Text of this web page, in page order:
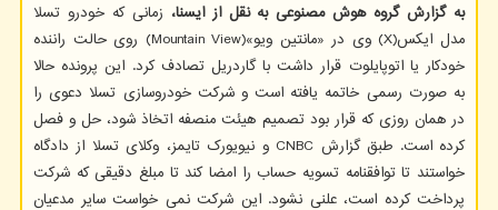
به گزارش گروه هوش مصنوعی به نقل از ایسنا، زمانی که خودرو تسلا
مدل ایکس(X) وی در «مانتین ویو»(Mountain View) روی حالت راننده
خودکار یا اتوپایلوت قرار داشت با گاردریل تصادف کرد. این پرونده حالا
به صورت رسمی خاتمه یافته است و شرکت خودروسازی تسلا دعوی را
در همان روزی که قرار بود تصمیم هیئت منصفه اتخاذ شود، حل و فصل
کرده است. طبق گزارش CNBC و نیویورک تایمز، وکلای تسلا از دادگاه
خواستند تا توافقنامه تسویه حساب را امضا کند تا مبلغ دقیقی که شرکت
پرداخت کرده است، علنی نشود. این شرکت نمی خواست سایر مدعیان